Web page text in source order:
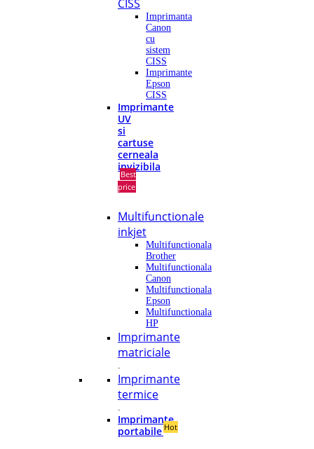
CISS
Imprimanta
Canon
cu
sistem
CISS
Imprimante
Epson
CISS
Imprimante
UV
si
cartuse
cerneala
invizibila
Best
price
Multifunctionale
inkjet
Multifunctionala
Brother
Multifunctionala
Canon
Multifunctionala
Epson
Multifunctionala
HP
Imprimante
matriciale
.
Imprimante
termice
.
Imprimante
portabile Hot